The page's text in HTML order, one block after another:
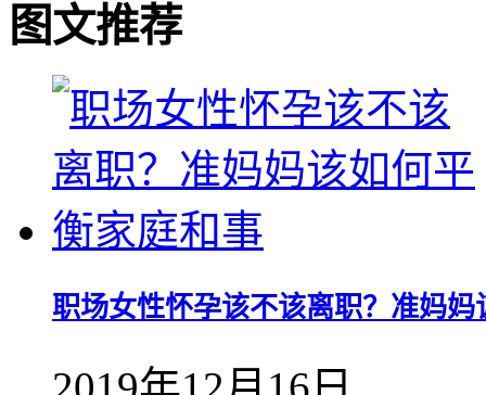
图文推荐
职场女性怀孕该不该离职？准妈